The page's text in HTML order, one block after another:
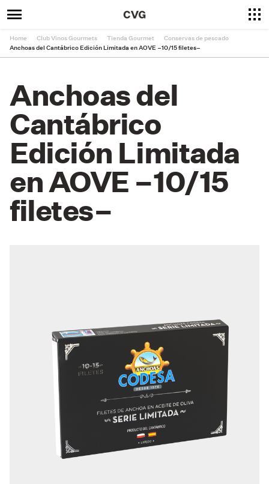
Home Club Vinos Gourmets Tienda Gourmet
Conservas de pescado
Anchoas del Cantábrico Edición Limitada en AOVE –10/15 filetes–
Anchoas del
Cantábrico
Edición Limitada
en AOVE –10/15
filetes–